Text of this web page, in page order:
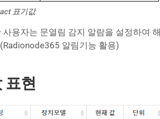
표기값
용자는 문열림 감지 알람을 설정하여 해
알림기능 활용)
표현